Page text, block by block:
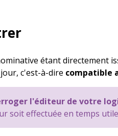
étant directement
c'est-à-dire compatible
l'éditeur de votre
soit effectuée en temps